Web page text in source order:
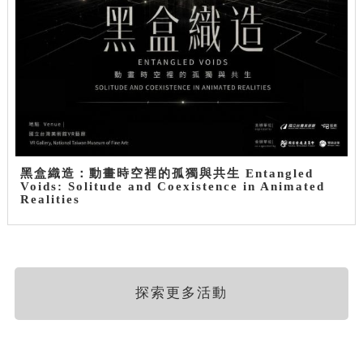
黑盒織造：動畫時空裡的孤獨與共生 Entangled
Voids: Solitude and Coexistence in Animated
Realities
探索更多活動